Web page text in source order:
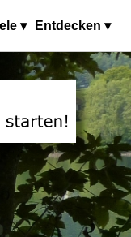
▾ Entdecken ▾